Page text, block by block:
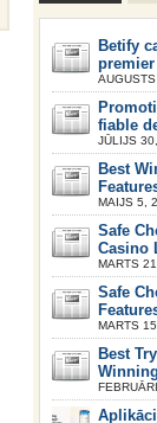
Betify
fiable
JŪLIJS
Best
MAIJS 5,
Safe
Casino
MARTS
Safe
MARTS
Best